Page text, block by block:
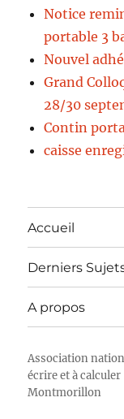
Notice
portable 3
Nouvel
Grand
28/30
Contin
caisse
Accueil
Derniers
A propos
Association
écrire et à calculer
Montmorillon